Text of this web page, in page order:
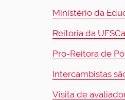
Ministério da
Reitoria da
Pró-Reitora de
Intercambistas
Visita de